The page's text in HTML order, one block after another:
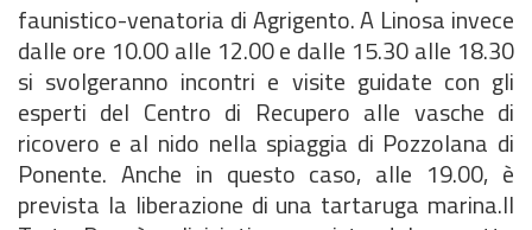
faunistico-venatoria di Agrigento. A Linosa invece
dalle ore 10.00 alle 12.00 e dalle 15.30 alle 18.30
si svolgeranno incontri e visite guidate con gli
esperti del Centro di Recupero alle vasche di
ricovero e al nido nella spiaggia di Pozzolana di
Ponente. Anche in questo caso, alle 19.00, è
prevista la liberazione di una tartaruga marina.Il